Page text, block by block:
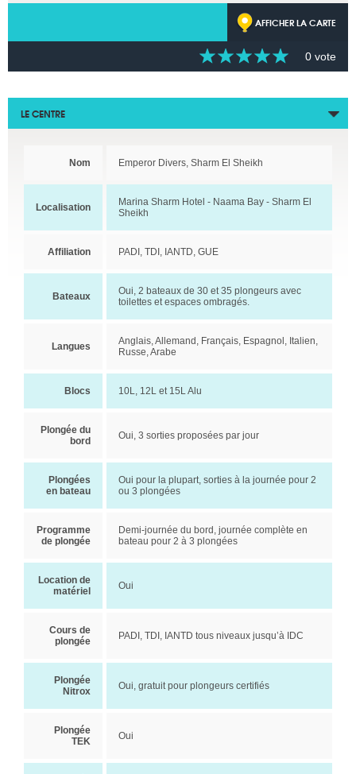
AFFICHER LA CARTE
0 vote
LE CENTRE
Nom Emperor Divers, Sharm El Sheikh
Localisation
Marina Sharm Hotel - Naama Bay - Sharm El
Sheikh
Affiliation PADI, TDI, IANTD, GUE
Bateaux
Oui, 2 bateaux de 30 et 35 plongeurs avec
toilettes et espaces ombragés.
Langues
Anglais, Allemand, Français, Espagnol, Italien,
Russe, Arabe
Blocs 10L, 12L et 15L Alu
Plongée du
bord
Oui, 3 sorties proposées par jour
Plongées
en bateau
Oui pour la plupart, sorties à la journée pour 2
ou 3 plongées
Programme
de plongée
Demi-journée du bord, journée complète en
bateau pour 2 à 3 plongées
Location de
matériel
Oui
Cours de
plongée
PADI, TDI, IANTD tous niveaux jusqu’à IDC
Plongée
Nitrox
Oui, gratuit pour plongeurs certifiés
Plongée
TEK
Oui